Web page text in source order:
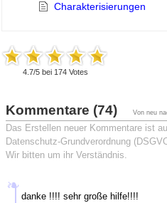
Charakterisierungen
4.7/5 bei 174 Votes
Kommentare (74) Von neu
Das Erstellen neuer Kommentare ist
Datenschutz-Grundverordnung
Wir bitten um ihr Verständnis.
danke !!!! sehr große hilfe!!!!